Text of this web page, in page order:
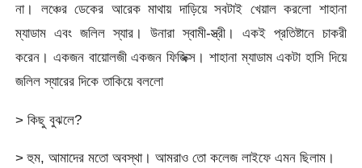
না। লঞ্চের ডেকের আরেক মাথায় দাড়িয়ে সবটাই খেয়াল করলো শাহানা
ম্যাডাম এবং জলিল স্যার। উনারা স্বামী-স্ত্রী। একই প্রতিষ্টানে চাকরী
করেন। একজন বায়োলজী একজন ফিজিক্স। শাহানা ম্যাডাম একটা হাসি দিয়ে
জলিল স্যারের দিকে তাকিয়ে বললো
> কিছু বুঝলে?
> হুম, আমাদের মতো অবস্থা। আমরাও তো কলেজ লাইফে এমন ছিলাম।